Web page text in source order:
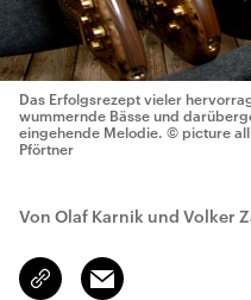
Das Erfolgsrezept vieler
wummernde Bässe und
eingehende Melodie. © picture
Pförtner
Von Olaf Karnik und Volker
Link
kopieren/teilen
Email